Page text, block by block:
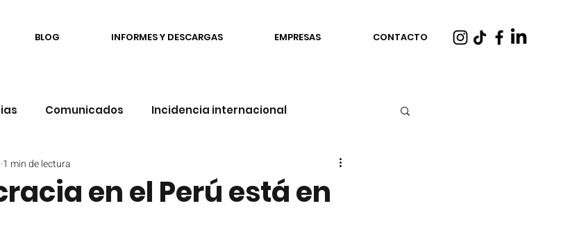
BLOG INFORMES Y DESCARGAS EMPRESAS CONTACTO
Comunicados Incidencia internacional
Familias
en el Perú está en
1 min de lectura